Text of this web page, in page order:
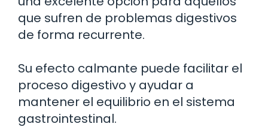
que sufren de problemas digestivos
de forma recurrente.
Su efecto calmante puede facilitar el
proceso digestivo y ayudar a
mantener el equilibrio en el sistema
gastrointestinal.